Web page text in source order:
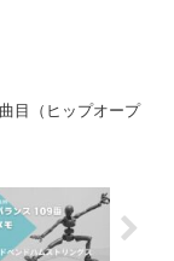
目（ヒップオープ